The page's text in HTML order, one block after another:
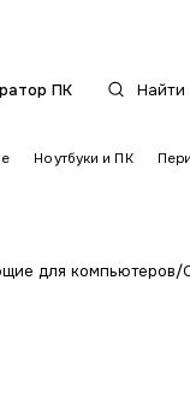
ПК
Ноутбуки и ПК
для компьютеров/